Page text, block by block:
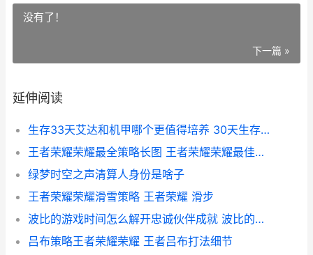
没有了！
下一篇 »
延伸阅读
生存33天艾达和机甲哪个更值得培养 30天生存游戏arica
王者荣耀荣耀最全策略长图 王者荣耀荣耀最佳拍档
绿梦时空之声清算人身份是啥子
王者荣耀荣耀滑雪策略 王者荣耀 滑步
波比的游戏时间怎么解开忠诚伙伴成就 波比的游戏时间第五章0.6.0
吕布策略王者荣耀荣耀 王者吕布打法细节